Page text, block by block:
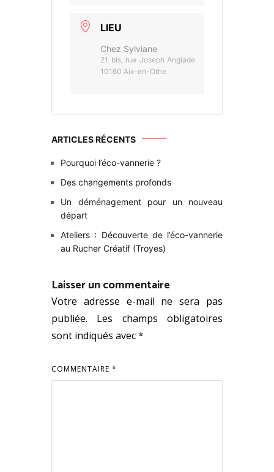
LIEU
Chez Sylviane
21 bis, rue Joseph Anglade
10160 Aix-en-Othe
ARTICLES RÉCENTS
Pourquoi l’éco-vannerie ?
Des changements profonds
Un déménagement pour un nouveau
départ
Ateliers : Découverte de l’éco-vannerie
au Rucher Créatif (Troyes)
Laisser un commentaire
Votre adresse e-mail ne sera pas
publiée.
Les champs obligatoires
sont indiqués avec*
COMMENTAIRE *